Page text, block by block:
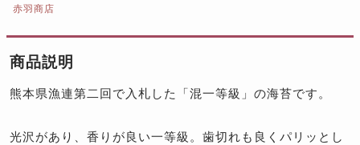
赤羽商店
商品説明
熊本県漁連第二回で入札した「混一等級」の海苔です。
光沢があり、香りが良い一等級。歯切れも良くパリッとし